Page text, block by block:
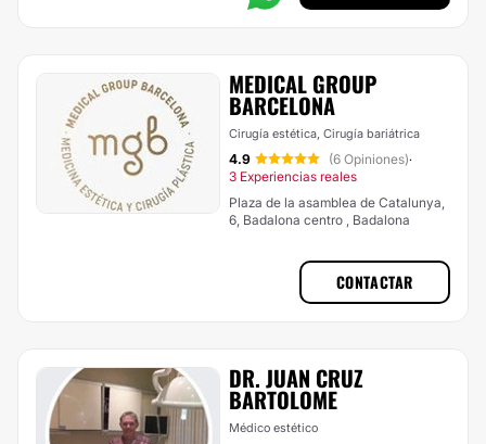
MEDICAL GROUP
BARCELONA
Cirugía estética, Cirugía bariátrica
4.9 (6 Opiniones)·
3 Experiencias reales
Plaza de la asamblea de Catalunya,
6, Badalona centro , Badalona
CONTACTAR
DR. JUAN CRUZ
BARTOLOME
Médico estético